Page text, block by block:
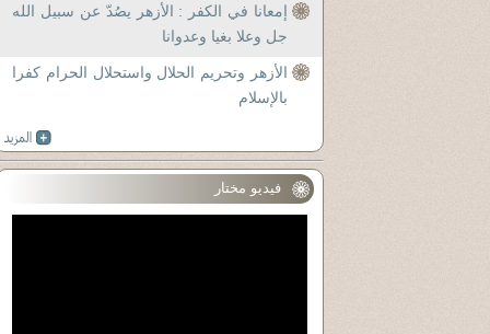
إمعانا في الكفر : الأزهر يصُدّ عن سبيل الله
جل وعلا بغيا وعدوانا
الأزهر وتحريم الحلال واستحلال الحرام كفرا
بالإسلام
فيديو مختار